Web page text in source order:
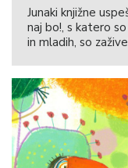
Junaki knjižne
naj bo!, s katero
in mladih, so